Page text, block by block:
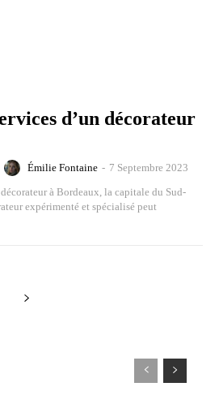
d’un décorateur
Émilie Fontaine - 7 Septembre 2023
à Bordeaux, la capitale du Sud-
expérimenté et spécialisé peut